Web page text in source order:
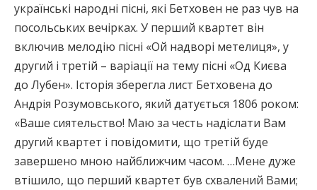
українські народні пісні, які Бетховен не раз чув на
посольських вечірках. У перший квартет він
включив мелодію пісні «Ой надворі метелиця», у
другий і третій – варіації на тему пісні «Од Києва
до Лубен». Історія зберегла лист Бетховена до
Андрія Розумовського, який датується 1806 роком:
«Ваше сиятельство! Маю за честь надіслати Вам
другий квартет і повідомити, що третій буде
завершено мною найближчим часом. …Мене дуже
втішило, що перший квартет був схвалений Вами;